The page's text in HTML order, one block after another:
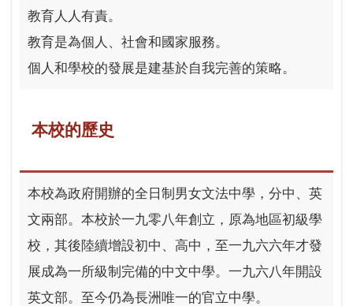
教育人人有責。
教育是為個人、社會和國家服務。
個人和學校的發展是建基於自我完善的策略。
本校的歷史
本校為政府開辦的全日制男女文法中學，分中、英
文兩部。本校於一九零八年創立，原為地區初級學
校，其後陸續增設初中、高中，至一九六六年才發
展成為一所級制完備的中文中學。一九六八年開設
英文部。至今仍為長洲唯一的官立中學。